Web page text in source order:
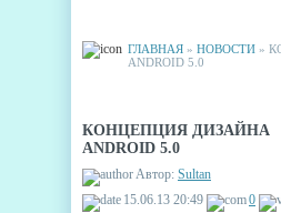
ГЛАВНАЯ » НОВОСТИ »
ANDROID 5.0
КОНЦЕПЦИЯ ДИЗАЙНА
ANDROID 5.0
Автор: Sultan
15.06.13 20:49
0